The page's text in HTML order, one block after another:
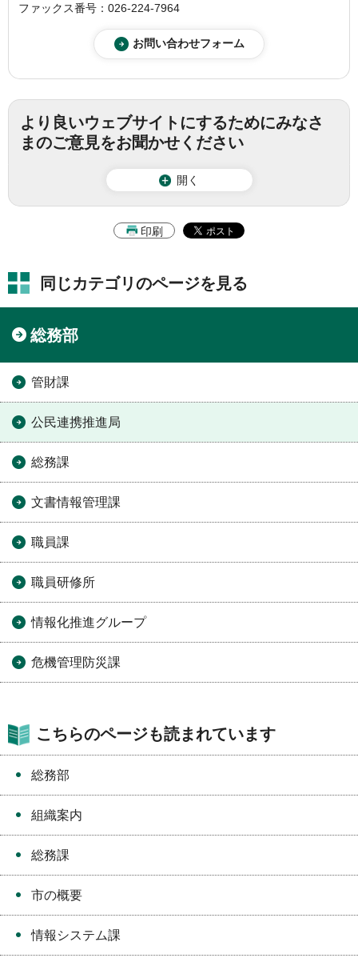
ファックス番号：026-224-7964
より良いウェブサイトにするためにみなさ
まのご意見をお聞かせください
開く
印刷
同じカテゴリのページを見る
総務部
管財課
公民連携推進局
総務課
文書情報管理課
職員課
職員研修所
情報化推進グループ
危機管理防災課
こちらのページも読まれています
総務部
組織案内
総務課
市の概要
情報システム課